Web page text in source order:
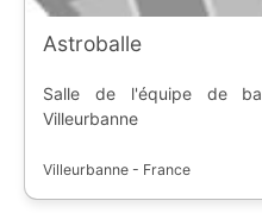
Astroballe
Salle de l'équipe de
Villeurbanne
Villeurbanne - France